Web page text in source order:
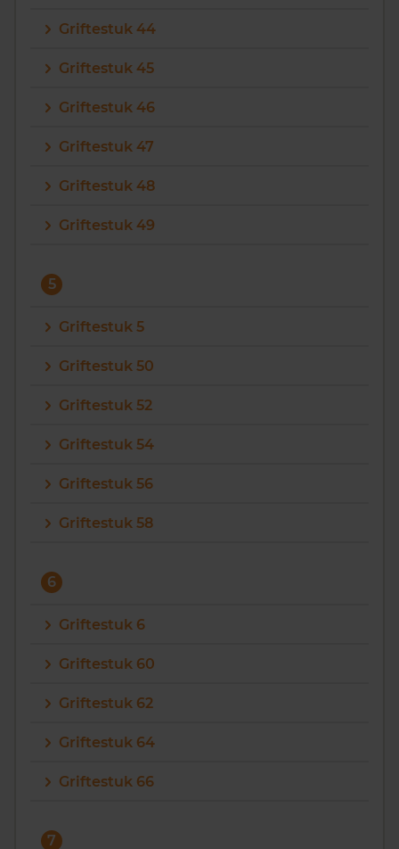
Griftestuk 44
Griftestuk 45
Griftestuk 46
Griftestuk 47
Griftestuk 48
Griftestuk 49
5
Griftestuk 5
Griftestuk 50
Griftestuk 52
Griftestuk 54
Griftestuk 56
Griftestuk 58
6
Griftestuk 6
Griftestuk 60
Griftestuk 62
Griftestuk 64
Griftestuk 66
7